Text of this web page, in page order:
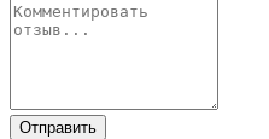
Отправить